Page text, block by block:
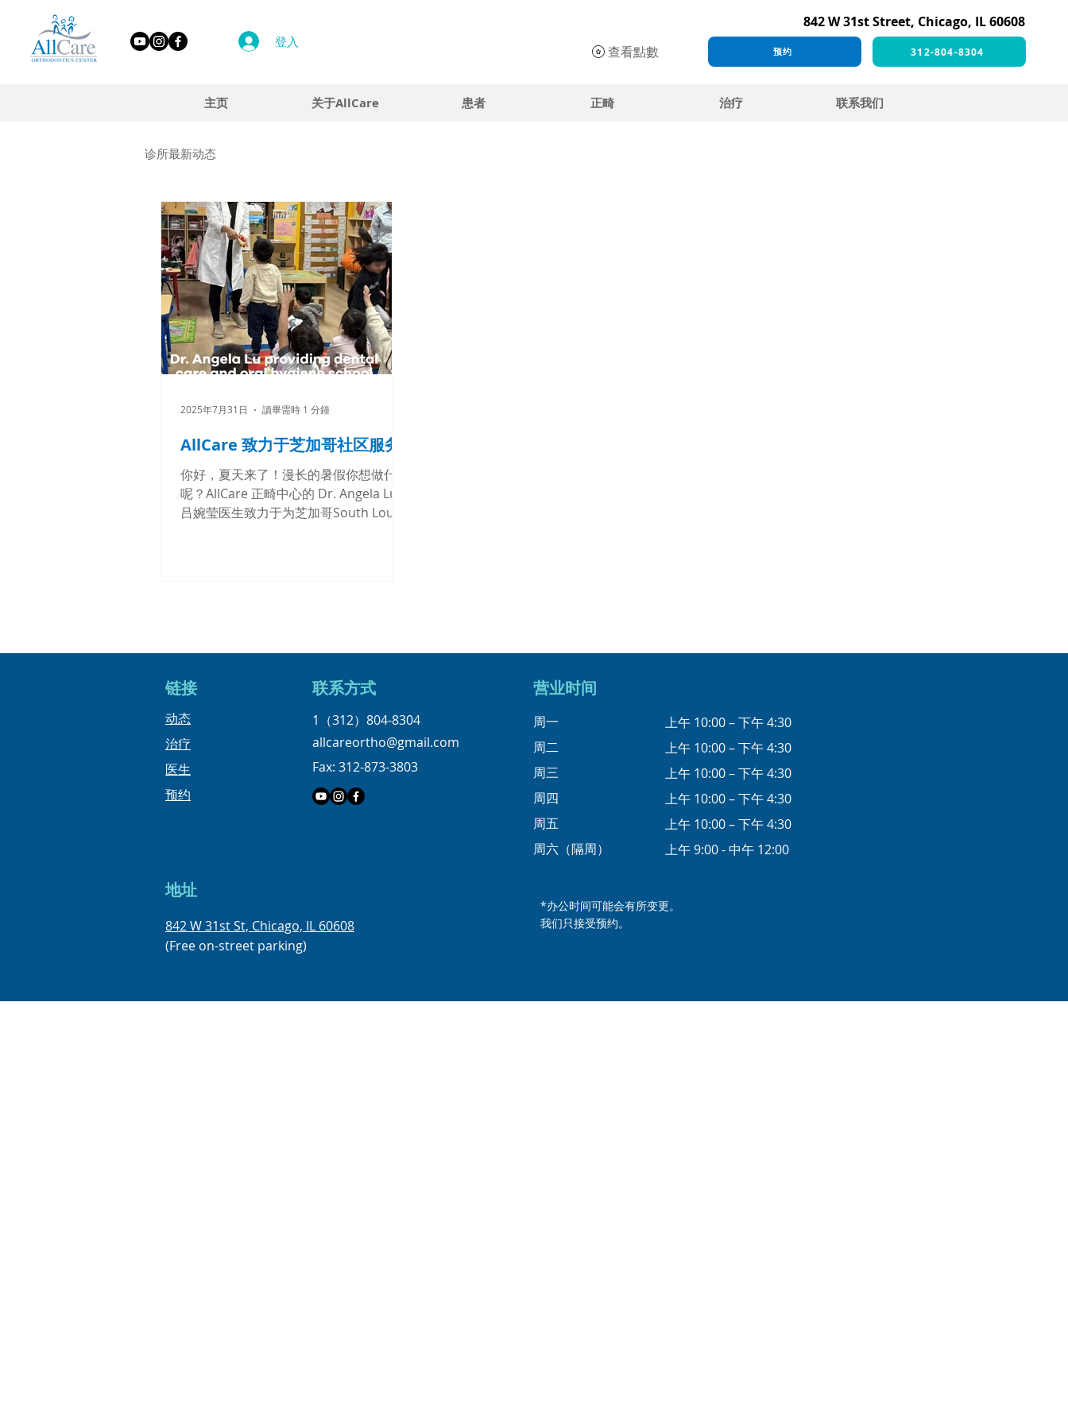
登入
842 W 31st Street, Chicago, IL 60608
查看點數
预约 312-804-8304
主页 关于AllCare 患者 正畸 治疗 联系我们
诊所最新动态
AllCare 致力于芝加哥社区服务
你好，夏天来了！漫长的暑假你想做什么
呢？AllCare 正畸中心的 Dr. Angela Lu
吕婉莹医生致力于为芝加哥South Loup,
2025年7月31日 讀畢需時 1 分鐘
链接
​动态
治疗
医生
预约
​联系方式
1（312）804-8304
allcareortho@gmail.com
Fax: 312-873-3803
地址
842 W 31st St, Chicago, IL 60608
(Free on-street parking)
营业时间
周一
周二
周三
周四
周五
周六（隔周）
上午 10:00 – 下午 4:30
上午 10:00 – 下午 4:30
上午 10:00 – 下午 4:30
上午 10:00 – 下午 4:30
上午 10:00 – 下午 4:30
上午 9:00 - 中午 12:00
*办公时间可能会有所变更。
我们只接受预约。